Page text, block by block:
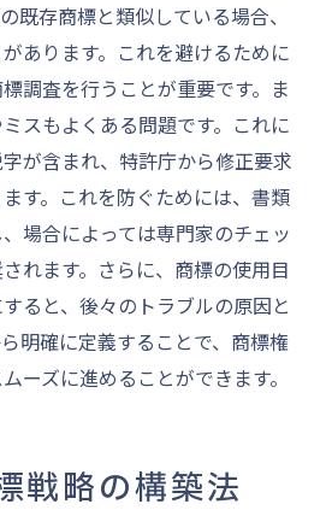
既存商標と類似している場合、
あります。これを避けるために
調査を行うことが重要です。ま
スもよくある問題です。これに
が含まれ、特許庁から修正要求
す。これを防ぐためには、書類
場合によっては専門家のチェッ
れます。さらに、商標の使用目
ると、後々のトラブルの原因と
明確に定義することで、商標権
ーズに進めることができます。
戦略の構築法